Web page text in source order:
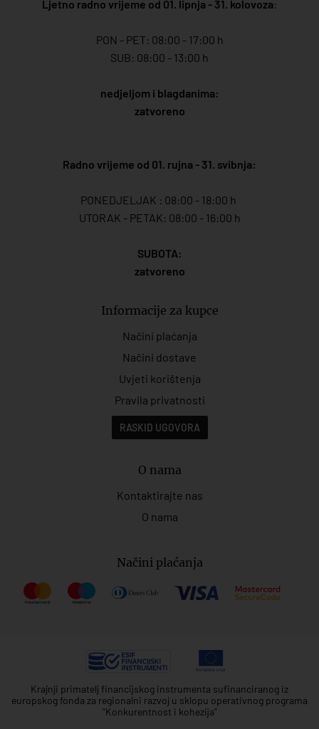
Ljetno radno vrijeme od 01. lipnja - 31. kolovoza:
PON - PET: 08:00 - 17:00 h
SUB: 08:00 - 13:00 h
nedjeljom i blagdanima:
zatvoreno
Radno vrijeme od 01. rujna - 31. svibnja:
PONEDJELJAK : 08:00 - 18:00 h
UTORAK - PETAK: 08:00 - 16:00 h
SUBOTA:
zatvoreno
Informacije za kupce
Načini plaćanja
Načini dostave
Uvjeti korištenja
Pravila privatnosti
RASKID UGOVORA
O nama
Kontaktirajte nas
O nama
Načini plaćanja
Krajnji primatelj financijskog instrumenta sufinanciranog iz
europskog fonda za regionalni razvoj u sklopu operativnog programa
"Konkurentnost i kohezija"